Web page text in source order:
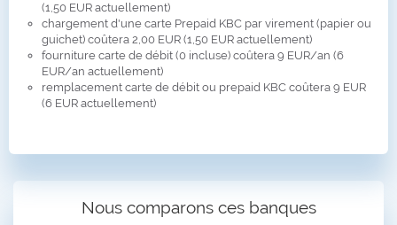
(1,50 EUR actuellement)
chargement d'une carte Prepaid KBC par virement (papier ou
guichet) coûtera 2,00 EUR (1,50 EUR actuellement)
fourniture carte de débit (0 incluse) coûtera 9 EUR/an (6
EUR/an actuellement)
remplacement carte de débit ou prepaid KBC coûtera 9 EUR
(6 EUR actuellement)
Nous comparons ces banques